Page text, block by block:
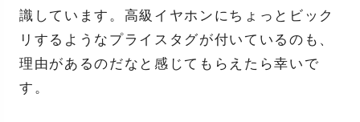
識しています。高級イヤホンにちょっとビック
リするようなプライスタグが付いているのも、
理由があるのだなと感じてもらえたら幸いで
す。